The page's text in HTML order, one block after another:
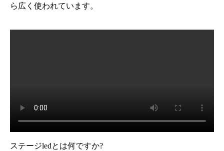
ら広く使われています。
ステージledとは何ですか?